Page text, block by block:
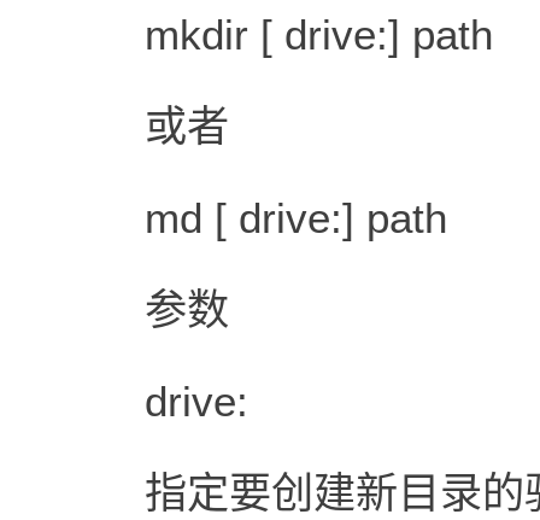
mkdir [ drive:] path
或者
md [ drive:] path
参数
drive:
指定要创建新目录的